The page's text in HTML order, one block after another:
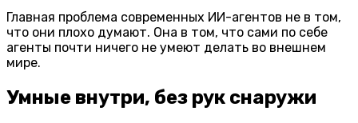
Главная проблема современных ИИ-агентов не в том,
что они плохо думают. Она в том, что сами по себе
агенты почти ничего не умеют делать во внешнем
мире.
Умные внутри, без рук снаружи